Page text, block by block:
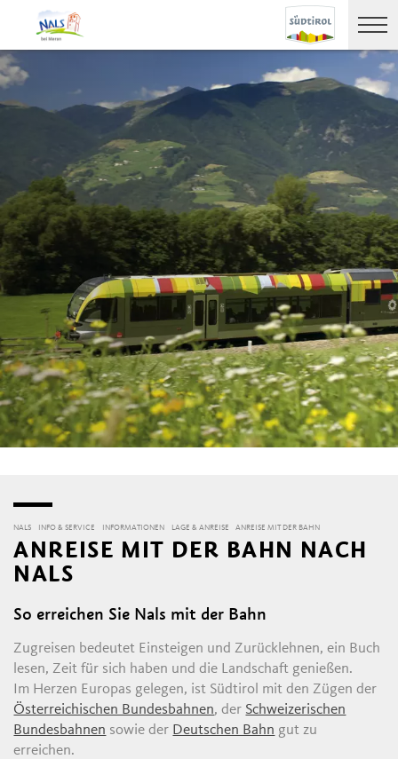
NALS INFO & SERVICE INFORMATIONEN LAGE & ANREISE ANREISE MIT DER BAHN
ANREISE MIT DER BAHN NACH
NALS
So erreichen Sie Nals mit der Bahn
Zugreisen bedeutet Einsteigen und Zurücklehnen, ein Buch
lesen, Zeit für sich haben und die Landschaft genießen.
Im Herzen Europas gelegen, ist Südtirol mit den Zügen der
Österreichischen Bundesbahnen, der Schweizerischen
Bundesbahnen sowie der Deutschen Bahn gut zu
erreichen.